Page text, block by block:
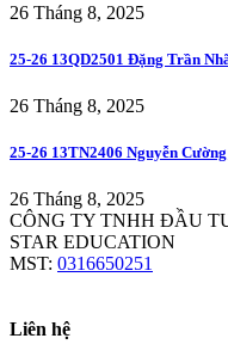
26 Tháng 8, 2025
25-26 13QD2501 Đặng Trần
26 Tháng 8, 2025
25-26 13TN2406 Nguyễn
26 Tháng 8, 2025
CÔNG TY TNHH ĐẦU
STAR EDUCATION
MST: 0316650251
Liên hệ